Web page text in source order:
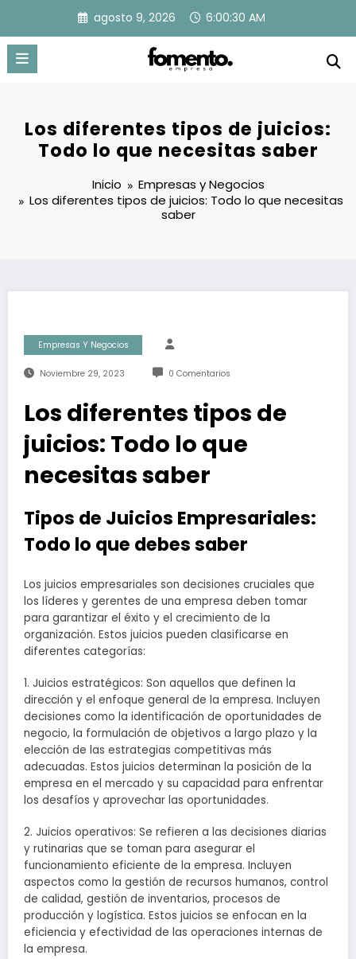
contenido
agosto 9, 2026 6:00:31 AM
Los diferentes tipos de juicios:
Todo lo que necesitas saber
Inicio
Empresas y Negocios
Los diferentes tipos de juicios: Todo lo que necesitas
saber
Empresas Y Negocios
Noviembre 29, 2023 0 Comentarios
Los diferentes tipos de
juicios: Todo lo que
necesitas saber
Tipos de Juicios Empresariales:
Todo lo que debes saber
Los juicios empresariales son decisiones cruciales que
los líderes y gerentes de una empresa deben tomar
para garantizar el éxito y el crecimiento de la
organización. Estos juicios pueden clasificarse en
diferentes categorías:
1. Juicios estratégicos: Son aquellos que definen la
dirección y el enfoque general de la empresa. Incluyen
decisiones como la identificación de oportunidades de
negocio, la formulación de objetivos a largo plazo y la
elección de las estrategias competitivas más
adecuadas. Estos juicios determinan la posición de la
empresa en el mercado y su capacidad para enfrentar
los desafíos y aprovechar las oportunidades.
2. Juicios operativos: Se refieren a las decisiones diarias
y rutinarias que se toman para asegurar el
funcionamiento eficiente de la empresa. Incluyen
aspectos como la gestión de recursos humanos, control
de calidad, gestión de inventarios, procesos de
producción y logística. Estos juicios se enfocan en la
eficiencia y efectividad de las operaciones internas de
la empresa.